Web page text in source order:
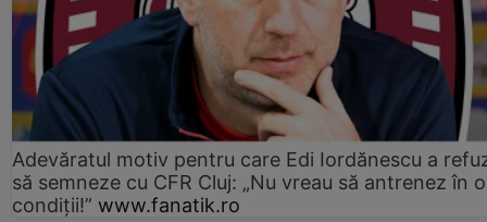
Adevăratul motiv pentru care Edi Iordănescu a
să semneze cu CFR Cluj: „Nu vreau să antrenez în
condiții!” www.fanatik.ro